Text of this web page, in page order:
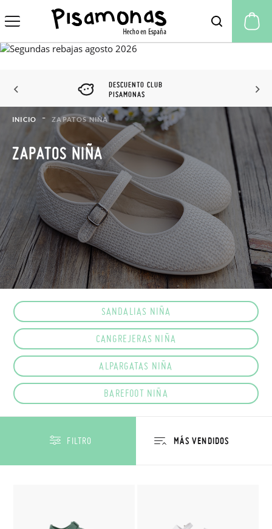
DESCUENTO CLUB
PISAMONAS
INICIO ZAPATOS NIÑA
ZAPATOS NIÑA
SANDALIAS NIÑA
CANGREJERAS NIÑA
ALPARGATAS NIÑA
BAREFOOT NIÑA
FILTRO